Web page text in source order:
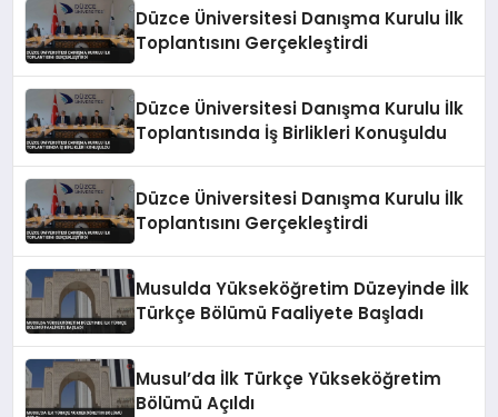
Düzce Üniversitesi Danışma Kurulu İlk
Toplantısını Gerçekleştirdi
Düzce Üniversitesi Danışma Kurulu İlk
Toplantısında İş Birlikleri Konuşuldu
Düzce Üniversitesi Danışma Kurulu İlk
Toplantısını Gerçekleştirdi
Musulda Yükseköğretim Düzeyinde İlk
Türkçe Bölümü Faaliyete Başladı
Musul’da İlk Türkçe Yükseköğretim
Bölümü Açıldı